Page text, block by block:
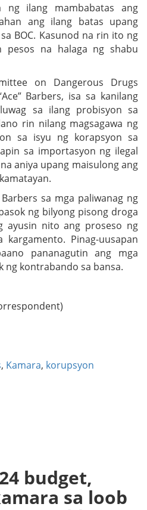
ng ilang mambabatas ang
ang ilang batas upang
BOC. Kasunod na rin ito ng
pesos na halaga ng shabu
on Dangerous Drugs
Barbers, isa sa kanilang
sa ilang probisyon sa
rin nilang magsagawa ng
sa isyu ng korapsyon sa
sa importasyon ng ilegal
aniya upang maisulong ang
sa mga paliwanag ng
ng bilyong pisong droga
ayusin nito ang proseso ng
kargamento. Pinag-uusapan
pananagutin ang mga
ng kontrabando sa bansa.
, Kamara, korupsyon
budget,
sa loob